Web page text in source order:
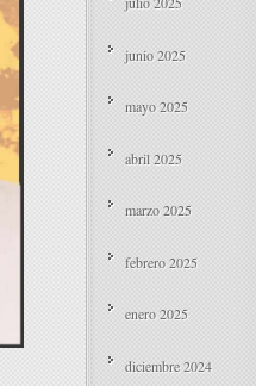
junio 2025
mayo 2025
abril 2025
marzo 2025
febrero 2025
enero 2025
diciembre 2024